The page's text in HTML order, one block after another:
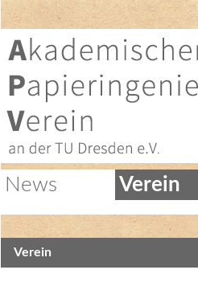
News Verein
Verein